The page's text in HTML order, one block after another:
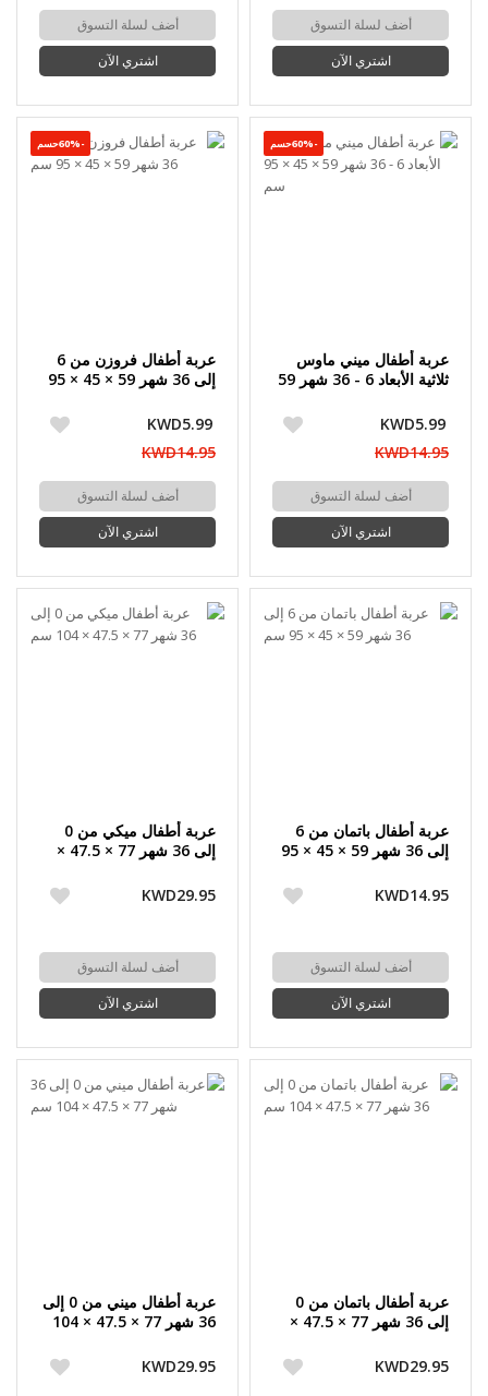
أضف لسلة التسوق
اشتري الآن
أضف لسلة التسوق
اشتري الآن
-60%حسم
عربة أطفال ميني ماوس
ثلاثية الأبعاد 6 - 36 شهر 59
KWD5.99
KWD14.95
أضف لسلة التسوق
اشتري الآن
-60%حسم
عربة أطفال فروزن من 6
إلى 36 شهر 59 × 45 × 95
KWD5.99
KWD14.95
أضف لسلة التسوق
اشتري الآن
عربة أطفال باتمان من 6
إلى 36 شهر 59 × 45 × 95
KWD14.95
أضف لسلة التسوق
اشتري الآن
عربة أطفال ميكي من 0
إلى 36 شهر 77 × 47.5 ×
KWD29.95
أضف لسلة التسوق
اشتري الآن
عربة أطفال باتمان من 0
إلى 36 شهر 77 × 47.5 ×
KWD29.95
عربة أطفال ميني من 0 إلى
36 شهر 77 × 47.5 × 104
KWD29.95